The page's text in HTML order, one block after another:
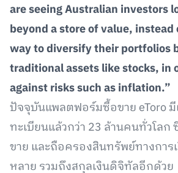
are seeing Australian investors
beyond a store of value, instead
way to diversify their portfolios
traditional assets like stocks, in
against risks such as inflation.”
ปัจจุบันแพลตฟอร์มซื้อขาย eToro
ทะเบียนแล้วกว่า 23 ล้านคนทั่วโลก
ขาย และถือครองสินทรัพย์ทางการ
หลาย รวมถึงสกุลเงินดิจิทัลอีกด้วย